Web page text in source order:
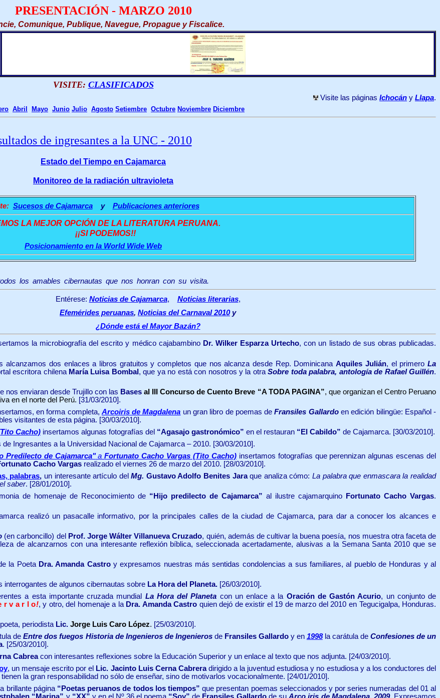
PRESENTACIÓN - MARZO 2010
Comunique, Publique, Navegue, Propague y Fiscalice.
VISITE: CLASIFICADOS
Visite las páginas Ichocán y Llapa.
Abril Mayo Junio Julio Agosto Setiembre Octubre Noviembre Diciembre
de ingresantes a la UNC - 2010
Estado del Tiempo en Cajamarca
Monitoreo de la radiación ultravioleta
Sucesos de Cajamarcay Publicaciones anteriores
LA MEJOR OPCIÓN DE LA LITERATURA PERUANA.
¡¡SI PODEMOS!!
Posicionamiento en la World Wide Web
los amables cibernautas que nos honran con su visita.
Entérese: Noticias de Cajamarca, Noticias literarias,
Efemérides peruanas, Noticias del Carnaval 2010y
¿Dónde está el Mayor Bazán?
la microbiografía del escrito y médico cajabambino Dr. Wilker Esparza Urtecho, con un listado de sus obras publicadas.
alcanzamos dos enlaces a libros gratuitos y completos que nos alcanza desde Rep. DominicanaAquiles Julián, el primeroLa
escritora chilena María Luisa Bombal , que ya no está con nosotros y la otraSobre toda palabra, antología de Rafael Guillén.
nos enviaran desde Trujillo con las Basesal III Concurso de Cuento Breve “A TODA PAGINA”, que organizan el Centro Peruano
en el norte del Perú. [31/03/2010].
en forma completa, Arcoiris de Magdalena un gran libro de poemas deFransiles Gallardoen edición bilingüe: Español -
visitantes de esta página. [30/03/2010].
Cacho) insertamos algunas fotografías del “Agasajo gastronómico” en el restauran “El Cabildo” de Cajamarca. [30/03/2010].
Ingresantes a la Universidad Nacional de Cajamarca – 2010. [30/03/2010].
Predilecto de Cajamarca"aFortunato Cacho Vargas (Tito Cacho)insertamos fotografías que perennizan algunas escenas del
Cacho Vargas realizado el viernes 26 de marzo del 2010. [28/03/2010].
palabras, un interesante artículo delMg. Gustavo Adolfo Benites Jaraque analiza cómo:La palabra que enmascara la realidad
saber. [28/01/2010].
de homenaje de Reconocimiento de “Hijo predilecto de Cajamarca” al ilustre cajamarquino Fortunato Cacho Vargas.
realizó un pasacalle informativo, por la principales calles de la ciudad de Cajamarca, para dar a conocer los alcances e
(en carboncillo) del Prof. Jorge Wálter Villanueva Cruzado, quién, además de cultivar la buena poesía, nos muestra otra faceta de
de alcanzarnos con una interesante reflexión bíblica, seleccionada acertadamente, alusivas a la Semana Santa 2010 que se
la Poeta Dra. Amanda Castroyexpresamos nuestras más sentidas condolenciasa sus familiares, al pueblo de Honduras y al
de algunos cibernautas sobre La Hora del Planeta. [26/03/2010].
a esta importante cruzada mundial La Hora del Planeta con un enlace a la Oración de Gastón Acurio, un conjunto de
r v a r l o!, y otro, del homenaje a la Dra. Amanda Castro quien dejó de existir el 19 de marzo del 2010 en Tegucigalpa, Honduras.
periodista Lic. Jorge Luis Caro López. [25/03/2010].
deEntre dos fuegos Historia de Ingenieros de Ingenierosde Fransiles Gallardoy en 1998la carátula de Confesiones de un
. [25/03/2010].
Cabreacon interesantes reflexiones sobre la Educación Superior y un enlace al texto que nos adjunta. [24/03/2010].
, un mensaje escrito por el Lic. Jacinto Luis Cerna Cabreradirigido a la juventud estudiosa y no estudiosa y a los conductores del
la gran responsabilidad no sólo de enseñar, sino de motivarlos vocacionalmente. [24/01/2010].
brillante página “Poetas peruanos de todos los tiempos” que presentan poemas seleccionados y por series numeradas del 01 al